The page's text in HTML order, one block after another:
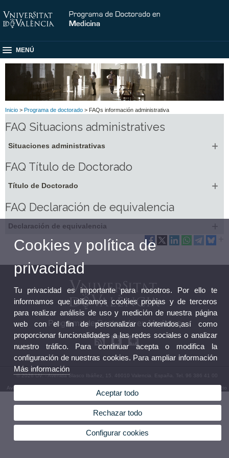
MENÚ
Inicio > Programa de doctorado > FAQs información administrativa
FAQ Situacions administratives
Situaciones administrativas
FAQ Título de Doctorado
Título de Doctorado
FAQ Declaración de equivalencia
Declaración de equivalencia
Programa de Doctorado en Medicina
© 2026 UV. - Avenida Blasco Ibáñez, 15. 46010 Valencia. España. Tel. 96 386 41 00
Aviso legal Buzón de Contacto
Cookies y política de
privacidad
Tu privacidad es importante para nosotros. Por ello te
informamos que utilizamos cookies propias y de terceros
para realizar análisis de uso y medición de nuestra página
web con el fin de personalizar contenidos,así como
proporcionar funcionalidades a las redes sociales o analizar
nuestro tráfico. Para continuar acepta o modifica la
configuración de nuestras cookies. Para ampliar información
Más información
Aceptar todo
Rechazar todo
Configurar cookies